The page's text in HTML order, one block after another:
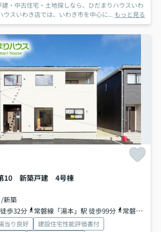
建・中古住宅・土地探しなら、ひだまりハウスいわ
まりハウスいわき店では、いわき市を中心に... もっと見る
10 新築戸建 4号棟
新築
歩32分
常磐線「湯本」駅 徒歩99分 常磐線「植田」駅 徒歩99分
当り良好
建設住宅性能評価書付